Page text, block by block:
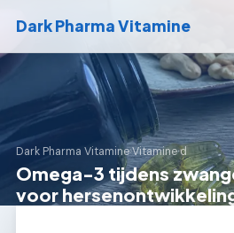
Dark Pharma Vitamine
Dark Pharma Vitamine›Vitamine d
Omega-3 tijdens
voor